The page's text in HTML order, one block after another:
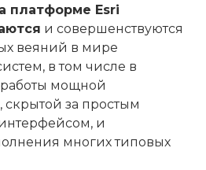
платформе Esri
и совершенствуются
веяний в мире
в том числе в
работы мощной
за простым
и
многих типовых